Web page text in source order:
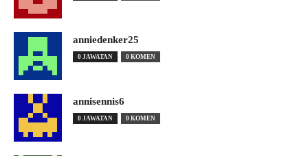
anniedenker25
0 JAWATAN 0 KOMEN
annisennis6
0 JAWATAN 0 KOMEN